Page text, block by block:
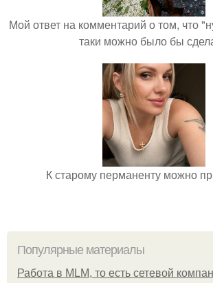
Мой ответ на комментарий о том, что
таки можно было бы
К старому перманенту можно
Популярные материалы
Работа в MLM, то есть сетевой